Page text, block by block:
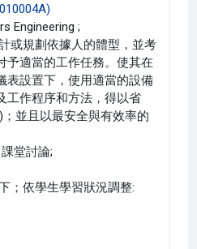
Engineering ;
或規劃依據人的體型，並考
予適當的工作任務。使其在
表設置下，使用適當的設備
工作程序和方法，得以省
並且以最安全與有效率的
堂討論;
；依學生學習狀況調整: